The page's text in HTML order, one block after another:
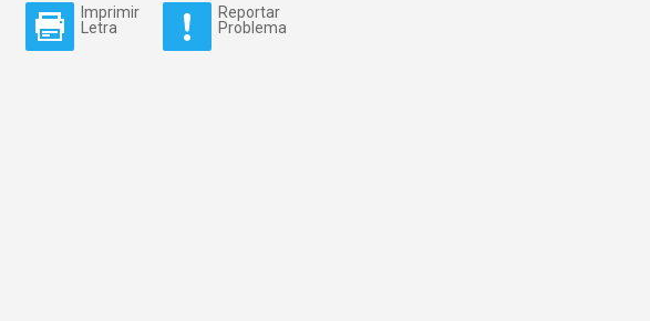
Imprimir
Letra
Reportar
Problema